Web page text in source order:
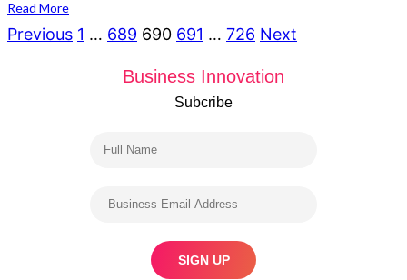
Read More
Posts
navigation
Previous 1 … 689 690 691 … 726 Next
Business Innovation
Subcribe